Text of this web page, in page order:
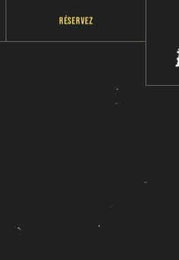
Réservez